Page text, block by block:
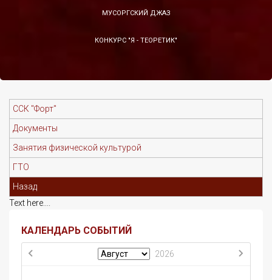
МУСОРГСКИЙ ДЖАЗ
КОНКУРС "Я - ТЕОРЕТИК"
ССК "Форт"
Документы
Занятия физической культурой
ГТО
Назад
Text here....
КАЛЕНДАРЬ СОБЫТИЙ
2026